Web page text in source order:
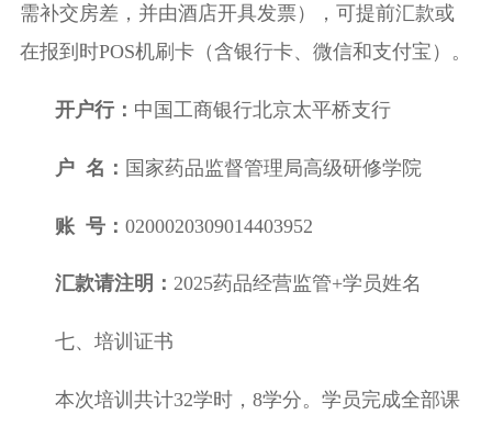
需补交房差，并由酒店开具发票），可提前汇款或
在报到时POS机刷卡（含银行卡、微信和支付宝）。
开户行： 中国工商银行北京太平桥支行
户 名： 国家药品监督管理局高级研修学院
账 号：0200020309014403952
汇款请注明：2025药品经营监管+学员姓名
七、培训证书
本次培训共计32学时， 8学分。学员完成全部课